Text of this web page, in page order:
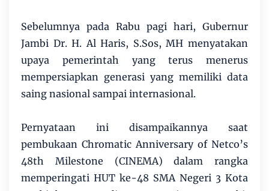
Sebelumnya pada Rabu pagi hari, Gubernur
Jambi Dr. H. Al Haris, S.Sos, MH menyatakan
upaya pemerintah yang terus menerus
mempersiapkan generasi yang memiliki data
saing nasional sampai internasional.
Pernyataan ini disampaikannya saat
pembukaan Chromatic Anniversary of Netco’s
48th Milestone (CINEMA) dalam rangka
memperingati HUT ke-48 SMA Negeri 3 Kota